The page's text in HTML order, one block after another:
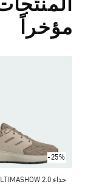
مؤخراً
-25%
حذاء ULTIMASHOW 2.0